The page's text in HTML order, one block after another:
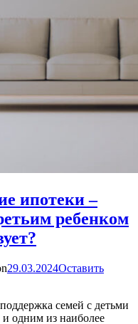
ипотеки –
ребенком
29.03.2024Оставить
семей с детьми
и одним из наиболее